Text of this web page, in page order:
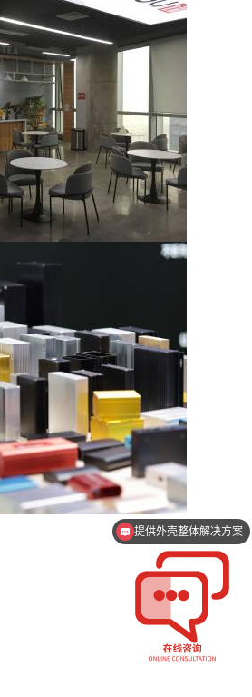
支持一件起订
提供外壳整体解决方案